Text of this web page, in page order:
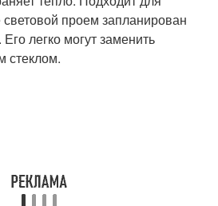
световой проем запланирован
легко могут заменить
стеклом.